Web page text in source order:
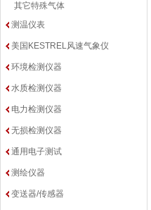
其它特殊气体
测温仪表
美国KESTREL风速气象仪
环境检测仪器
水质检测仪器
电力检测仪器
无损检测仪器
通用电子测试
测绘仪器
变送器/传感器